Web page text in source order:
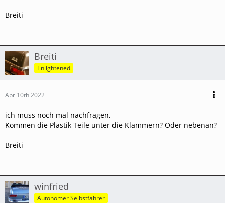
Breiti
Breiti
Enlightened
Apr 10th 2022
ich muss noch mal nachfragen,
Kommen die Plastik Teile unter die Klammern? Oder nebenan?
Breiti
winfried
Autonomer Selbstfahrer